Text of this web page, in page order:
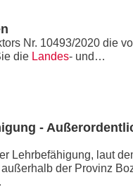
Nr. 10493/2020 die
die Landes- und…
-
Lehrbefähigung, laut
der Provinz